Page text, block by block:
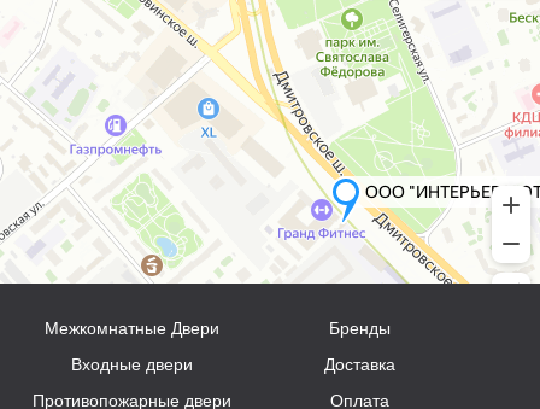
Межкомнатные Двери
Входные двери
Противопожарные двери
Бренды
Доставка
Оплата